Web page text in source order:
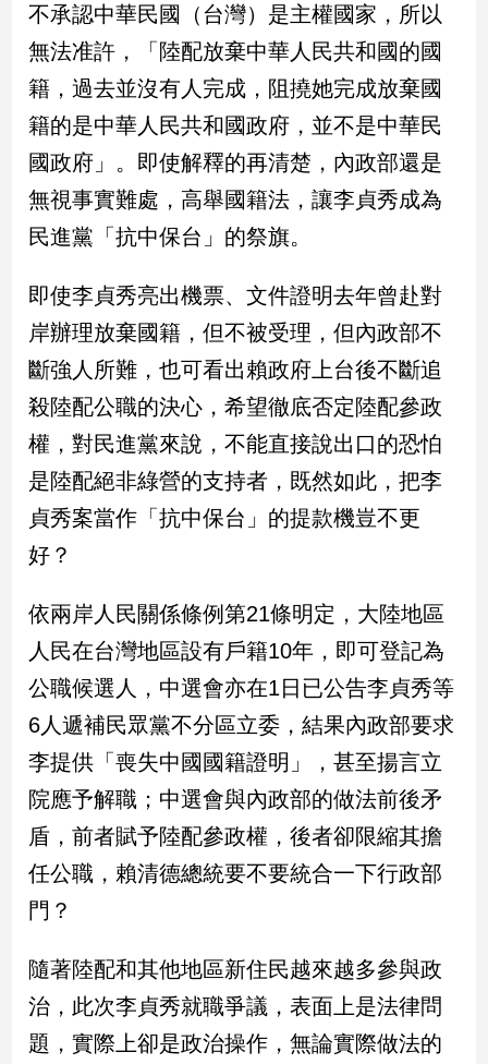
品
觀
點
民
調
國
會
焦
點
觀
點
兩
岸/
國
際
社
會/
地
方
冠
毒
專
區
南
台
灣
觀
點
台
灣
觀
點
不承認中華民國（台灣）是主權國家，所以
無法准許，「陸配放棄中華人民共和國的國
籍，過去並沒有人完成，阻撓她完成放棄國
籍的是中華人民共和國政府，並不是中華民
國政府」。即使解釋的再清楚，內政部還是
無視事實難處，高舉國籍法，讓李貞秀成為
民進黨「抗中保台」的祭旗。
即使李貞秀亮出機票、文件證明去年曾赴對
岸辦理放棄國籍，但不被受理，但內政部不
斷強人所難，也可看出賴政府上台後不斷追
殺陸配公職的決心，希望徹底否定陸配參政
權，對民進黨來說，不能直接說出口的恐怕
是陸配絕非綠營的支持者，既然如此，把李
貞秀案當作「抗中保台」的提款機豈不更
好？
依兩岸人民關係條例第21條明定，大陸地區
人民在台灣地區設有戶籍10年，即可登記為
公職候選人，中選會亦在1日已公告李貞秀等
6人遞補民眾黨不分區立委，結果內政部要求
李提供「喪失中國國籍證明」，甚至揚言立
院應予解職；中選會與內政部的做法前後矛
盾，前者賦予陸配參政權，後者卻限縮其擔
任公職，賴清德總統要不要統合一下行政部
門？
隨著陸配和其他地區新住民越來越多參與政
治，此次李貞秀就職爭議，表面上是法律問
題，實際上卻是政治操作，無論實際做法的